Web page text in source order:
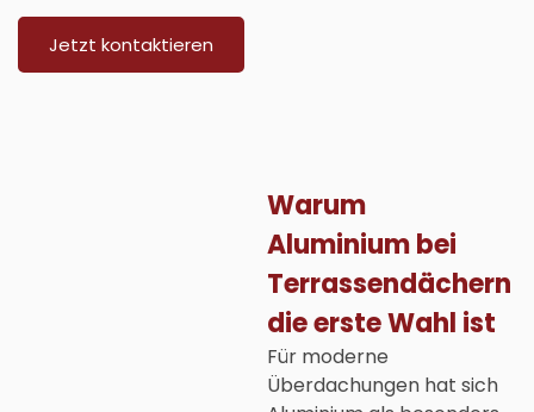
Jetzt kontaktieren
Warum
Aluminium bei
Terrassendächern
die erste Wahl ist
Für moderne
Überdachungen hat sich